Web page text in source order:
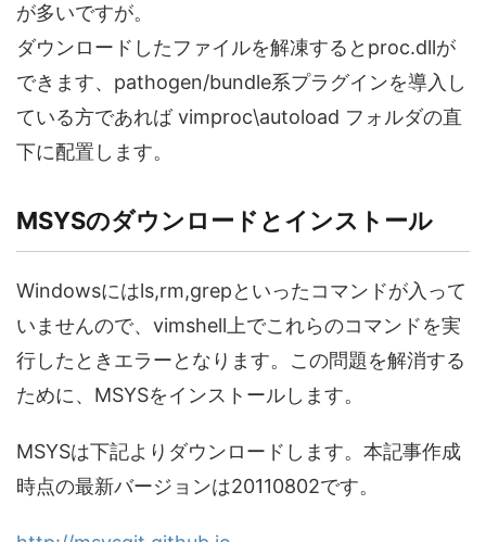
が多いですが。
ダウンロードしたファイルを解凍するとproc.dllが
できます、pathogen/bundle系プラグインを導入し
ている方であれば vimproc\autoload フォルダの直
下に配置します。
MSYSのダウンロードとインストール
Windowsにはls,rm,grepといったコマンドが入って
いませんので、vimshell上でこれらのコマンドを実
行したときエラーとなります。この問題を解消する
ために、MSYSをインストールします。
MSYSは下記よりダウンロードします。本記事作成
時点の最新バージョンは20110802です。